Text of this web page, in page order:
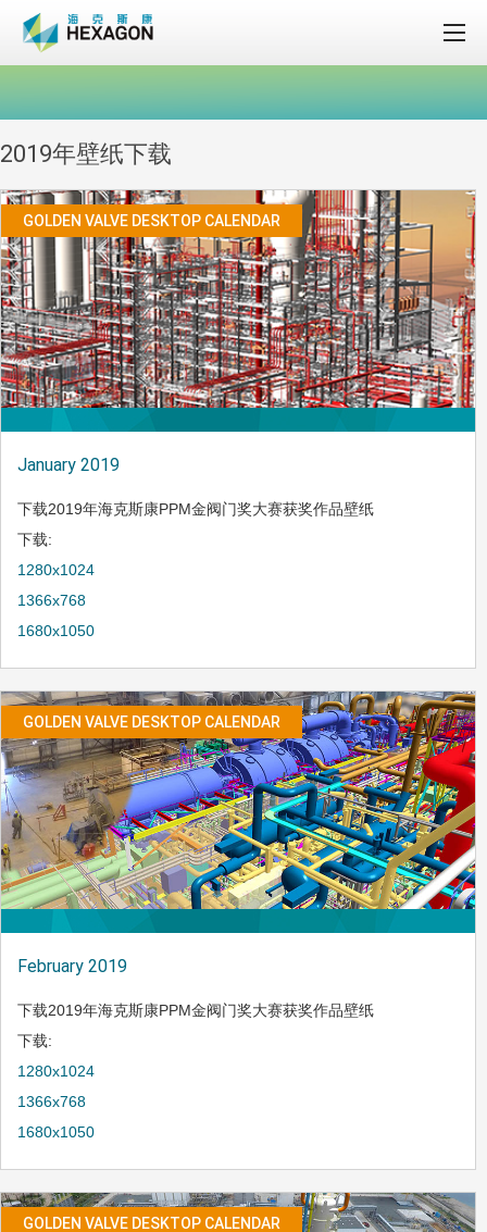
2019年壁纸下载
GOLDEN VALVE DESKTOP CALENDAR
January 2019
下载2019年海克斯康PPM金阀门奖大赛获奖作品壁纸
下载:
1280x1024
1366x768
1680x1050
GOLDEN VALVE DESKTOP CALENDAR
February 2019
下载2019年海克斯康PPM金阀门奖大赛获奖作品壁纸
下载:
1280x1024
1366x768
1680x1050
GOLDEN VALVE DESKTOP CALENDAR